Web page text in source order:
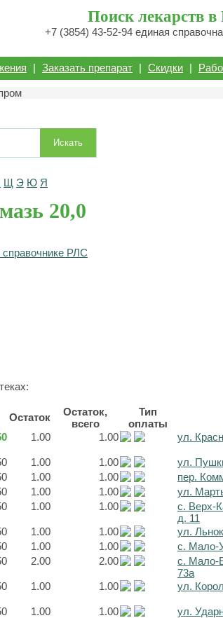
Поиск лекарств в
+7 (3854) 43-52-94 единая
| Заказать препарат | Скидки |
Искать
Щ Э Ю Я
20,0
справочнике РЛС
Остаток
Остаток,
всего
Тип
оплаты
1.00 1.00 ул.
1.00 1.00 ул.
1.00 1.00 пер.
1.00 1.00 ул.
1.00 1.00
с. Верх-
д. 11
1.00 1.00 ул.
1.00 1.00 с. Мало-
2.00 2.00
с. Мало-
73а
1.00 1.00 ул.
1.00 1.00 ул.